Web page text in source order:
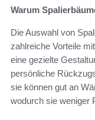
Warum
Die Auswahl von
zahlreiche Vorteile
eine gezielte
persönliche
sie können gut an
wodurch sie weniger